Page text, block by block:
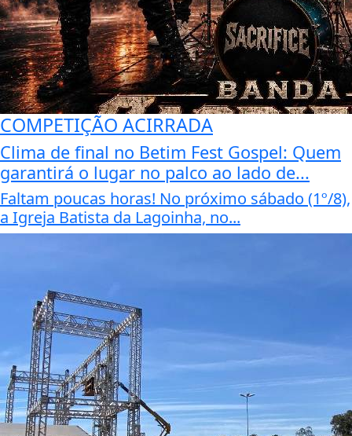
COMPETIÇÃO ACIRRADA
Clima de final no Betim Fest Gospel: Quem
garantirá o lugar no palco ao lado de...
Faltam poucas horas! No próximo sábado (1º/8),
a Igreja Batista da Lagoinha, no...